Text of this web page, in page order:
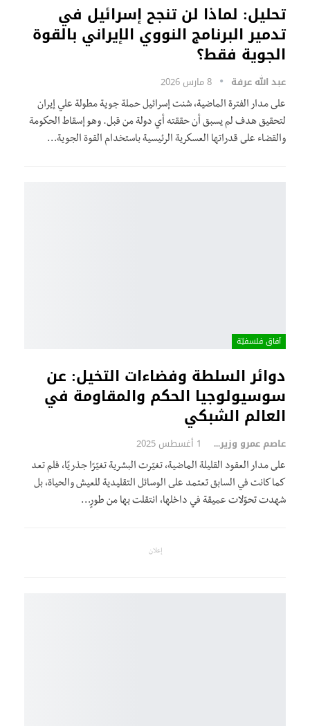
تحليل: لماذا لن تنجح إسرائيل في
تدمير البرنامج النووي الإيراني بالقوة
الجوية فقط؟
عبد الله عرفة 8 مارس 2026
على مدار الفترة الماضية، شنت إسرائيل حملة جوية مطولة علي إيران
لتحقيق هدف لم يسبق أن حققته أي دولة من قبل. وهو إسقاط الحكومة
والقضاء على قدراتها العسكرية الرئيسية باستخدام القوة الجوية…
آفاق فلسفيّة‎
دوائر السلطة وفضاءات التخيل: عن
سوسيولوجيا الحكم والمقاومة في
العالم الشبكي
عاصم عمرو وزيري 1 أغسطس 2025
على مدار العقود القليلة الماضية، تغيّرت البشرية تغيّرًا جذريًا، فلم تعد
كما كانت في السابق تعتمد على الوسائل التقليدية للعيش والحياة، بل
شهدت تحوّلات عميقة في داخلها، انتقلت بها من طورٍ…
إعلان